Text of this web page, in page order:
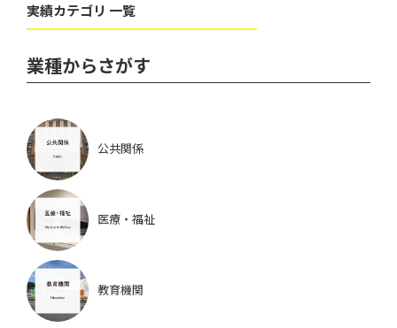
実績カテゴリ 一覧
業種からさがす
公共関係
医療・福祉
教育機関